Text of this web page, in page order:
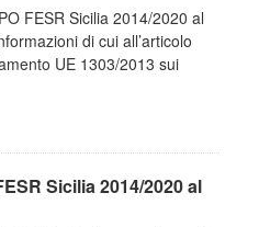
FESR Sicilia 2014/2020 al
di cui all’articolo
UE 1303/2013 sui
Sicilia 2014/2020 al